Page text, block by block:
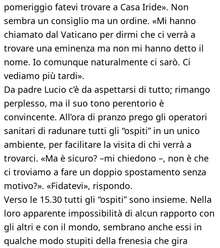
pomeriggio fatevi trovare a Casa Iride». Non
sembra un consiglio ma un ordine. «Mi hanno
chiamato dal Vaticano per dirmi che ci verrà a
trovare una eminenza ma non mi hanno detto il
nome. Io comunque naturalmente ci sarò. Ci
vediamo più tardi».
Da padre Lucio c’è da aspettarsi di tutto; rimango
perplesso, ma il suo tono perentorio è
convincente. All’ora di pranzo prego gli operatori
sanitari di radunare tutti gli “ospiti” in un unico
ambiente, per facilitare la visita di chi verrà a
trovarci. «Ma è sicuro? –mi chiedono –, non è che
ci troviamo a fare un doppio spostamento senza
motivo?». «Fidatevi», rispondo.
Verso le 15.30 tutti gli “ospiti” sono insieme. Nella
loro apparente impossibilità di alcun rapporto con
gli altri e con il mondo, sembrano anche essi in
qualche modo stupiti della frenesia che gira